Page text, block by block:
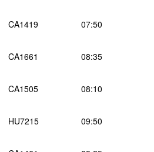
CA1419 07:50
CA1661 08:35
CA1505 08:10
HU7215 09:50